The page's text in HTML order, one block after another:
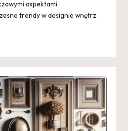
aspektami
trendy w designie wnętrz.